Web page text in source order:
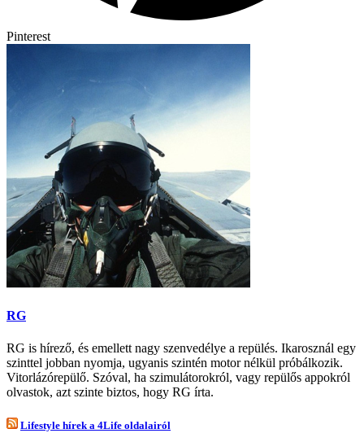
Pinterest
RG
RG is hírező, és emellett nagy szenvedélye a repülés. Ikarosznál egy
szinttel jobban nyomja, ugyanis szintén motor nélkül próbálkozik.
Vitorlázórepülő. Szóval, ha szimulátorokról, vagy repülős appokról
olvastok, azt szinte biztos, hogy RG írta.
Lifestyle hírek a 4Life oldalairól